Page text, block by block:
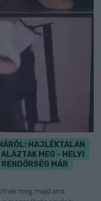
HAJLÉKTALAN
MEG - HELYI
MÁR
meg, majd arra